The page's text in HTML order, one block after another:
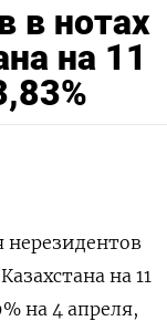
в нотах
на 11
20,96% 05.04.2024 0,505 0,489 0,017 96,71% 3,29% 29.03.2024 0,505 0,436 0,070 86,22% 13,78% 20.03.2024 0,505 0,436 0,070 86,22% 13,78% 15.03.2024 0,505 0,436 0,070 86,22% 13,78% 07.03.2024 0,505 0,436 0,070 86,22% 13,78% 01.03.2024 0,808 0,757 0,052 93,63% 6,37% 23.02.2024 0,808 0,695 0,114 85,94% 14,06% 16.02.2024 0,808 0,705 0,103 87,20% 12,80% 09.02.2024 0,808 0,741 0,067 91,72% 8,28% 02.02.2024 1,011 0,961 0,050 95,05% 4,95% 26.01.2024 1,011 0,959 0,052 94,86% 5,14% 19.01.2024 1,011 0,960 0,052 94,91% 5,09% 12.01.2024 1,011 0,961 0,050 95,05% 4,95% 05.01.2024 1,210 1,200 0,010 99,14% 0,86% 29.12.2023 1,210 1,200 0,010 99,14% 0,86% 22.12.2023 1,416 1,406 0,010 99,26% 0,74% 08.12.2023 1,619 1,578 0,041 97,45% 2,55% 24.11.2023 1,923 1,892 0,031 98,37% 1,63% 17.11.2023 1,923 1,881 0,042 97,83% 2,17% 10.11.2023 2,126 2,084 0,042 98,02% 1,98% 03.11.2023 2,126 2,084 0,042 98,05% 1,95% 27.10.2023 2,430 2,362 0,068 97,20% 2,80% 20.10.2023 2,430 2,355 0,075 96,90% 3,10%